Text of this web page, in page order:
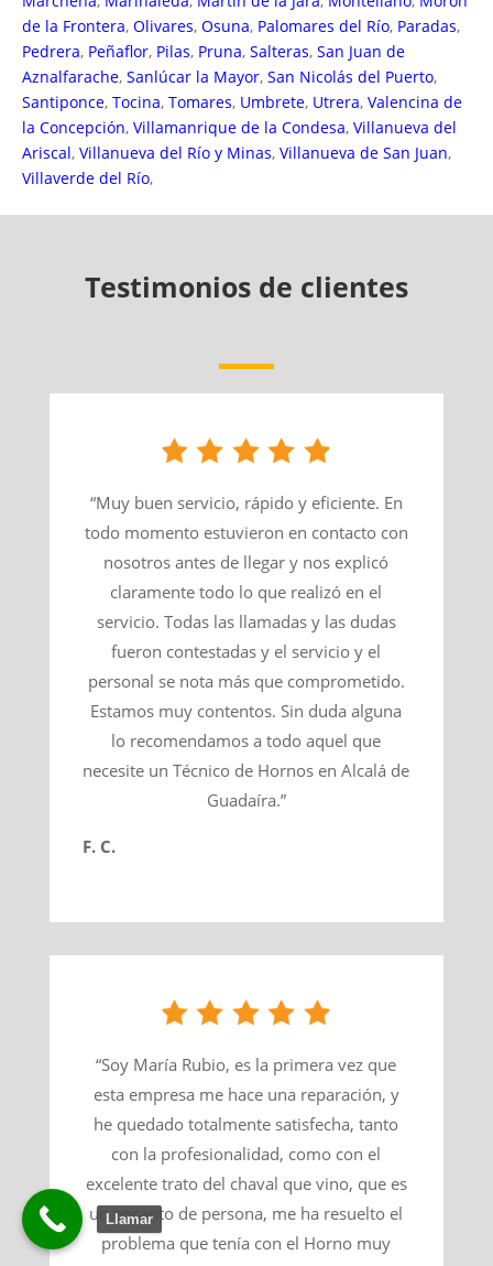
de la Frontera, Olivares, Osuna, Palomares del Río, Paradas,
Pedrera, Peñaflor, Pilas, Pruna, Salteras, San Juan de
Aznalfarache, Sanlúcar la Mayor, San Nicolás del Puerto,
Santiponce, Tocina, Tomares, Umbrete, Utrera, Valencina de
la Concepción, Villamanrique de la Condesa, Villanueva del
Ariscal, Villanueva del Río y Minas, Villanueva de San Juan,
Villaverde del Río,
Testimonios de clientes
“Muy buen servicio, rápido y eficiente. En
todo momento estuvieron en contacto con
nosotros antes de llegar y nos explicó
claramente todo lo que realizó en el
servicio. Todas las llamadas y las dudas
fueron contestadas y el servicio y el
personal se nota más que comprometido.
Estamos muy contentos. Sin duda alguna
lo recomendamos a todo aquel que
necesite un Técnico de Hornos en Alcalá de
Guadaíra.”
F. C.
“Soy María Rubio, es la primera vez que
esta empresa me hace una reparación, y
he quedado totalmente satisfecha, tanto
con la profesionalidad, como con el
excelente trato del chaval que vino, que es
un encanto de persona, me ha resuelto el
problema que tenía con el Horno muy
Llamar